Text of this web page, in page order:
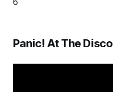
6
Panic! At The Disco